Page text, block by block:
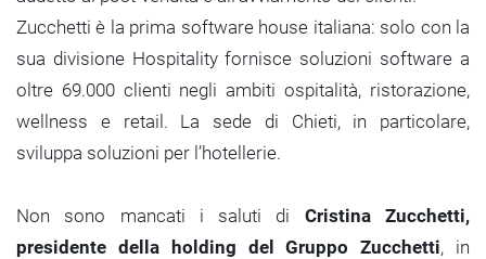
Zucchetti è la prima software house italiana: solo con la
sua divisione Hospitality fornisce soluzioni software a
oltre 69.000 clienti negli ambiti ospitalità, ristorazione,
wellness e retail. La sede di Chieti, in particolare,
sviluppa soluzioni per l’hotellerie.
Non sono mancati i saluti di Cristina Zucchetti,
presidente della holding del Gruppo Zucchetti, in